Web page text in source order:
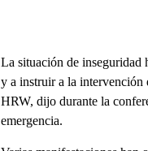
La situación de inseguridad
y a instruir a la intervención
HRW, dijo durante la
emergencia.